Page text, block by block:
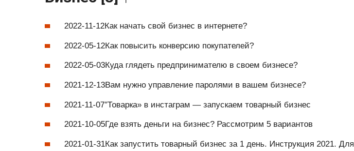
2022-11-12Как начать свой бизнес в интернете?
2022-05-12Как повысить конверсию покупателей?
2022-05-03Куда глядеть предпринимателю в своем бизнесе?
2021-12-13Вам нужно управление паролями в вашем бизнесе?
2021-11-07″Товарка» в инстаграм — запускаем товарный бизнес
2021-10-05Где взять деньги на бизнес? Рассмотрим 5 вариантов
2021-01-31Как запустить товарный бизнес за 1 день. Инструкция 2021. Для